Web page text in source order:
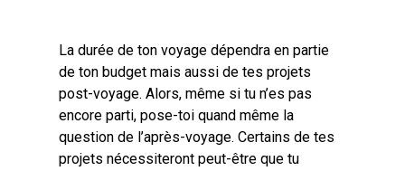
La durée de ton voyage dépendra en partie
de ton budget mais aussi de tes projets
post-voyage. Alors, même si tu n’es pas
encore parti, pose-toi quand même la
question de l’après-voyage. Certains de tes
projets nécessiteront peut-être que tu